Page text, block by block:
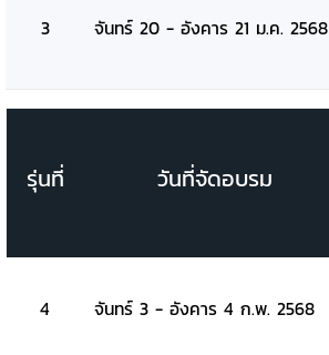
3 จันทร์ 20 - อังคาร 21 ม.ค. 2568
รุ่นที่ วันที่จัดอบรม
4 จันทร์ 3 - อังคาร 4 ก.พ. 2568